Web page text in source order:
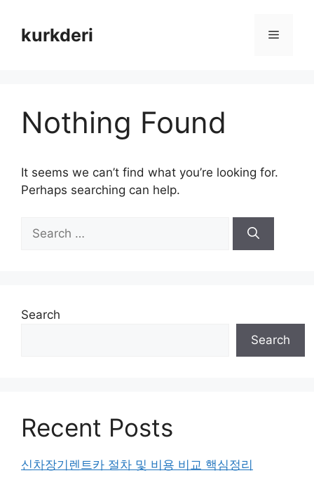
contentkurkderi Menu
Nothing Found
It seems we can’t find what you’re looking for.
Perhaps searching can help.
for:
Search
Search
Recent Posts
신차장기렌트카 절차 및 비용 비교 핵심정리